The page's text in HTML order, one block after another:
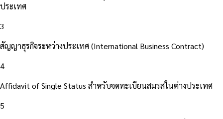
ประเทศ
3
สัญญาธุรกิจระหว่างประเทศ (International Business Contract)
4
Affidavit of Single Status สำหรับจดทะเบียนสมรสในต่างประเทศ
5